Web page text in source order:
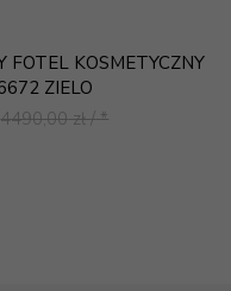
FOTEL KOSMETYCZNY
ZIELO
4490,00zł/ *